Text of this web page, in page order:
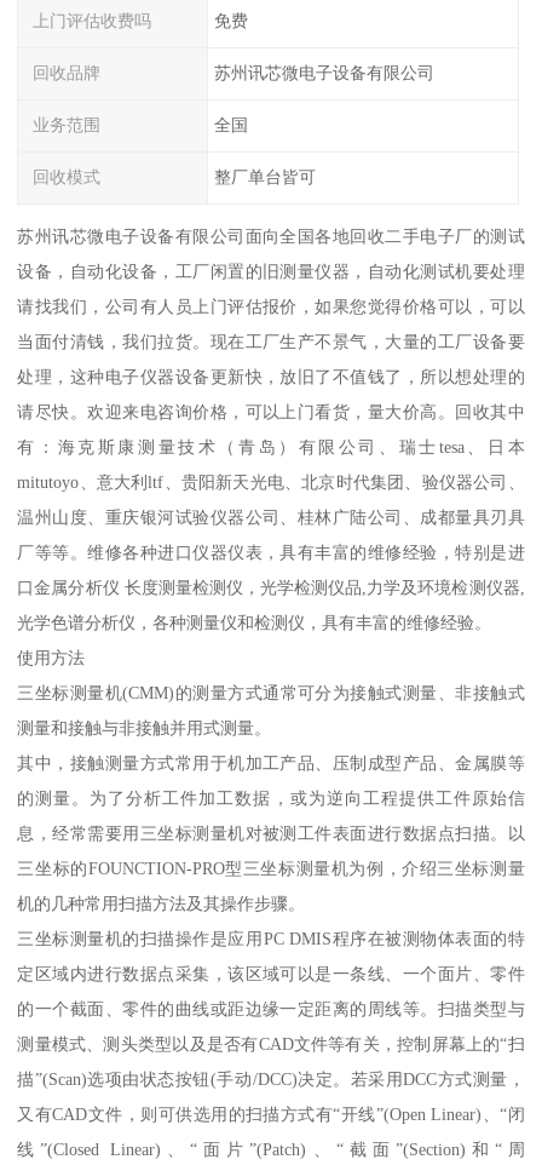
上门评估收费吗 免费
回收品牌 苏州讯芯微电子设备有限公司
业务范围 全国
回收模式 整厂单台皆可
苏州讯芯微电子设备有限公司面向全国各地回收二手电子厂的测试
设备，自动化设备，工厂闲置的旧测量仪器，自动化测试机要处理
请找我们，公司有人员上门评估报价，如果您觉得价格可以，可以
当面付清钱，我们拉货。现在工厂生产不景气，大量的工厂设备要
处理，这种电子仪器设备更新快，放旧了不值钱了，所以想处理的
请尽快。欢迎来电咨询价格，可以上门看货，量大价高。回收其中
有：海克斯康测量技术（青岛）有限公司、瑞士tesa、日本
mitutoyo、意大利ltf、贵阳新天光电、北京时代集团、验仪器公司、
温州山度、重庆银河试验仪器公司、桂林广陆公司、成都量具刃具
厂等等。维修各种进口仪器仪表，具有丰富的维修经验，特别是进
口金属分析仪 长度测量检测仪，光学检测仪品,力学及环境检测仪器,
光学色谱分析仪，各种测量仪和检测仪，具有丰富的维修经验。
使用方法
三坐标测量机(CMM)的测量方式通常可分为接触式测量、非接触式
测量和接触与非接触并用式测量。
其中，接触测量方式常用于机加工产品、压制成型产品、金属膜等
的测量。为了分析工件加工数据，或为逆向工程提供工件原始信
息，经常需要用三坐标测量机对被测工件表面进行数据点扫描。以
三坐标的FOUNCTION-PRO型三坐标测量机为例，介绍三坐标测量
机的几种常用扫描方法及其操作步骤。
三坐标测量机的扫描操作是应用PC DMIS程序在被测物体表面的特
定区域内进行数据点采集，该区域可以是一条线、一个面片、零件
的一个截面、零件的曲线或距边缘一定距离的周线等。扫描类型与
测量模式、测头类型以及是否有CAD文件等有关，控制屏幕上的“扫
描”(Scan)选项由状态按钮(手动/DCC)决定。若采用DCC方式测量，
又有CAD文件，则可供选用的扫描方式有“开线”(Open Linear)、“闭
线”(Closed Linear)、“面片”(Patch)、“截面”(Section)和“周